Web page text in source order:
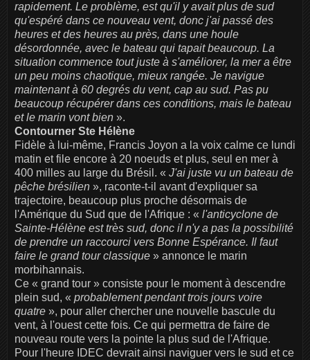
rapidement. Le problème, est qu'il y avait plus de sud
qu'espéré dans ce nouveau vent, donc j'ai passé des
heures et des heures au près, dans une houle
désordonnée, avec le bateau qui tapait beaucoup. La
situation commence tout juste à s'améliorer, la mer a être
un peu moins chaotique, mieux rangée. Je navigue
maintenant à 60 degrés du vent, cap au sud. Pas pu
beaucoup récupérer dans ces conditions, mais le bateau
et le marin vont bien ».
Contourner Ste Hélène
Fidèle à lui-même, Francis Joyon a la voix calme ce lundi
matin et file encore à 20 noeuds et plus, seul en mer à
400 milles au large du Brésil. « J'ai juste vu un bateau de
pêche brésilien », raconte-t-il avant d'expliquer sa
trajectoire, beaucoup plus proche désormais de
l'Amérique du Sud que de l'Afrique : « l'anticyclone de
Sainte-Hélène est très sud, donc il n'y a pas la possibilité
de prendre un raccourci vers Bonne Espérance. Il faut
faire le grand tour classique » annonce le marin
morbihannais.
Ce « grand tour » consiste pour le moment à descendre
plein sud, « probablement pendant trois jours voire
quatre », pour aller chercher une nouvelle bascule du
vent, à l'ouest cette fois. Ce qui permettra de faire de
nouveau route vers la pointe la plus sud de l'Afrique.
Pour l'heure IDEC devrait ainsi naviguer vers le sud et ce